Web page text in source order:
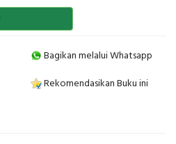
Bagikan melalui Whatsapp
Rekomendasikan Buku ini